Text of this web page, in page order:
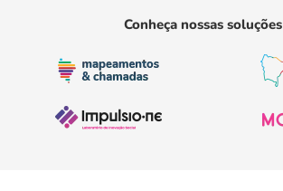
Conheça nossas soluções